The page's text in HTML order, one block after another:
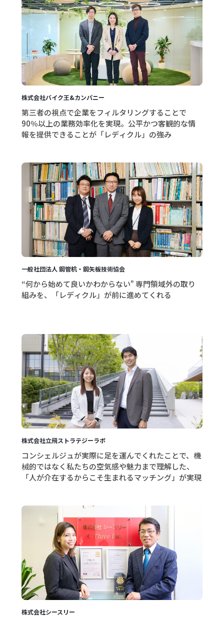
第三者の視点で企業をフィルタリングすることで
90％以上の業務効率化を実現。公平かつ客観的な情
報を提供できることが「レディクル」の強み
株式会社バイク王&カンパニー
“何から始めて良いかわからない” 専門領域外の取り
組みを、「レディクル」が前に進めてくれる
一般社団法人 鋼管杭・鋼矢板技術協会
コンシェルジュが実際に足を運んでくれたことで、機
械的ではなく私たちの空気感や魅力まで理解した、
「人が介在するからこそ生まれるマッチング」が実現
株式会社立飛ストラテジーラボ
株式会社シースリー